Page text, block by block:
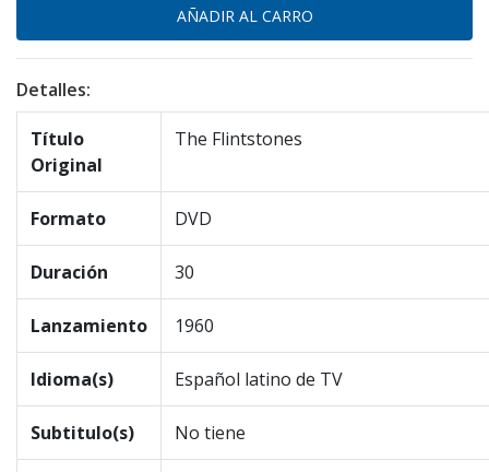
Detalles:
Título
Original
The Flintstones
Formato DVD
Duración 30
Lanzamiento 1960
Idioma(s) Español latino de TV
Subtitulo(s) No tiene